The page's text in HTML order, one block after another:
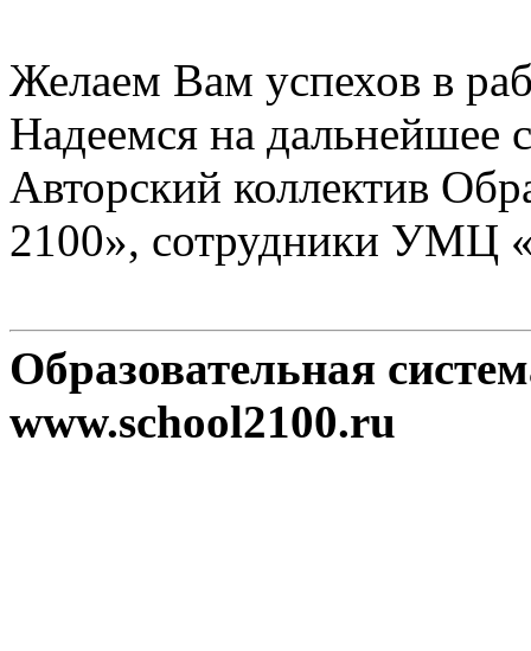
Желаем Вам успехов в
Надеемся на дальнейшее
Авторский коллектив
2100», сотрудники УМЦ
Образовательная
www.school2100.ru